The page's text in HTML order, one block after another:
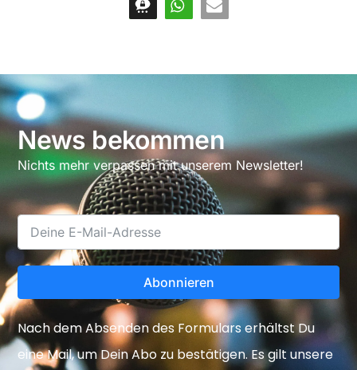
News bekommen
Nichts mehr verpassen mit unserem Newsletter!
Abonnieren
Nach dem Absenden des Formulars erhältst Du
eine Mail, um Dein Abo zu bestätigen. Es gilt unsere